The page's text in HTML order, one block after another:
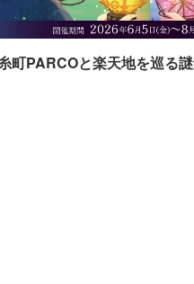
町PARCOと楽天地を巡る